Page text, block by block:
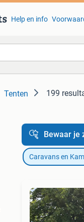
Help en info
Tenten 199
Bewaar je
Caravans en